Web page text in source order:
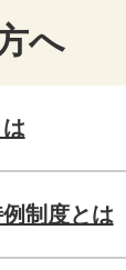
へ
制度とは